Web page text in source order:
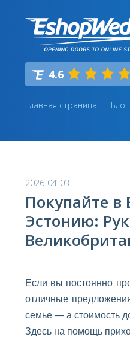
4.6
Главная страница Блог
2026-04-03
Покупайте в
Эстонию:
Если вы постоянно
отличные
семье — а стоимость
Здесь на помощь